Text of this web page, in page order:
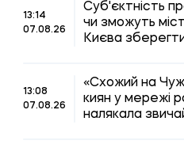
13:14
07.08.26
Суб'єктність
чи зможуть
Києва
13:08
07.08.26
«Схожий на
киян у мережі
налякала